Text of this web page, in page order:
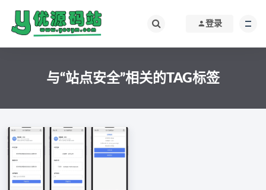
登录
与“站点安全”相关的TAG标签